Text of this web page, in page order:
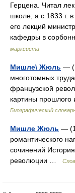
Герцена. Читал
школе, а с 1833 г.
его лекций
кафедры в
марксиста
Мишле\ Жюль —
многотомных
французской
картины прошлого
Биографический
Мишле Жюль —
романтического
сочинений
революции …